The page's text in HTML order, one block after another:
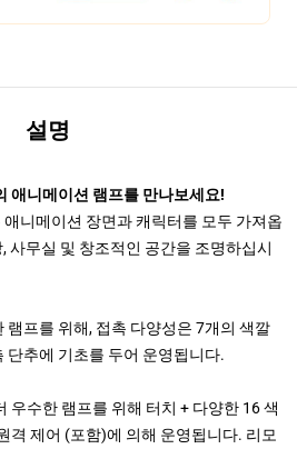
설명
니메이션 램프를 만나보세요!
니메이션 장면과 캐릭터를 모두 가져옵
사무실 및 창조적인 공간을 조명하십시
램프를 위해, 접촉 다양성은 7개의 색깔
단추에 기초를 두어 운영됩니다.
우수한 램프를 위해 터치 + 다양한 16 색
격 제어 (포함)에 의해 운영됩니다. 리모